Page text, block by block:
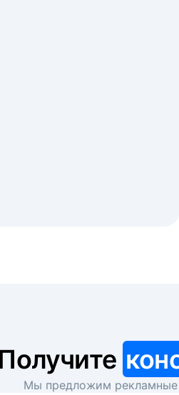
Получите
Мы предложим рекламные